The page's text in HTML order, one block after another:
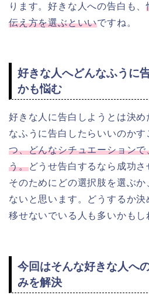
り ます。好きな人への告白も、
伝え方を選ぶといいですね。
好きな人へどんなふうに
かも悩む
好きな人に告白しようとは決
なふうに告白したらいいのか
つ、どんなシチュエーション
う。どうせ告白するなら成功さ
そのためにどの選択肢を選ぶか
ないと思います。どうするか
移せないでいる人も多いかもし
今回はそんな好きな人へ
みを解決